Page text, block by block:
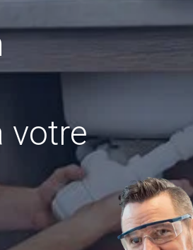
votre